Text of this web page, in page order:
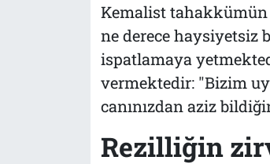
Kemalist tahakkümün
ne derece haysiyetsiz
ispatlamaya
vermektedir: "Bizim
canınızdan aziz
Rezilliğin